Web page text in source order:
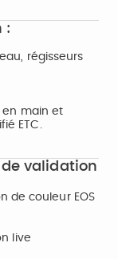
:
régisseurs
en main et
ETC.
validation
de couleur EOS
live